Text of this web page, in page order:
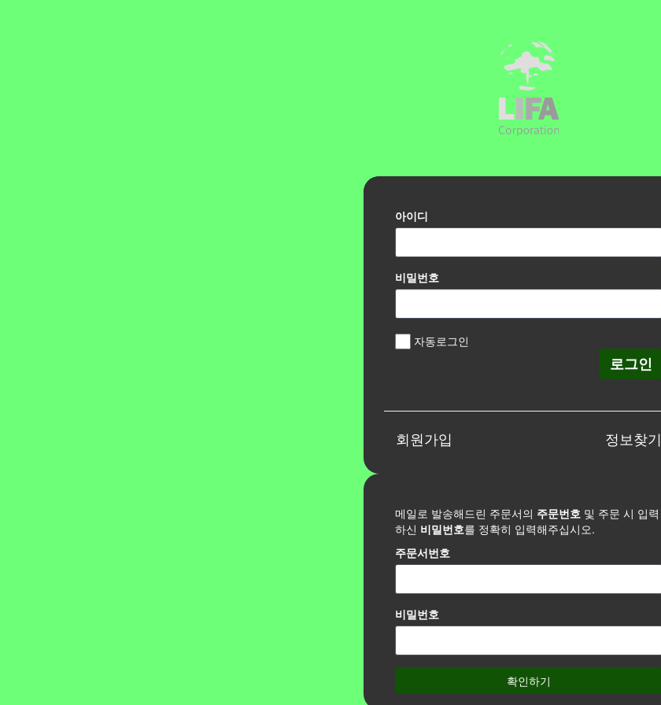
아이디
비밀번호
자동로그인
로그인
회원가입 정보찾기
메일로 발송해드린 주문서의 주문번호 및 주문 시 입력
하신 비밀번호를 정확히 입력해주십시오.
주문서번호
비밀번호
확인하기